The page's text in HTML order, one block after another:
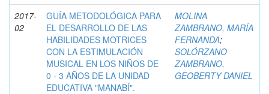
2017-
02
GUÍA METODOLÓGICA PARA
EL DESARROLLO DE LAS
HABILIDADES MOTRICES
CON LA ESTIMULACIÓN
MUSICAL EN LOS NIÑOS DE
0 - 3 AÑOS DE LA UNIDAD
EDUCATIVA "MANABÍ".
MOLINA
ZAMBRANO, MARÍA
FERNANDA;
SOLÓRZANO
ZAMBRANO,
GEOBERTY DANIEL